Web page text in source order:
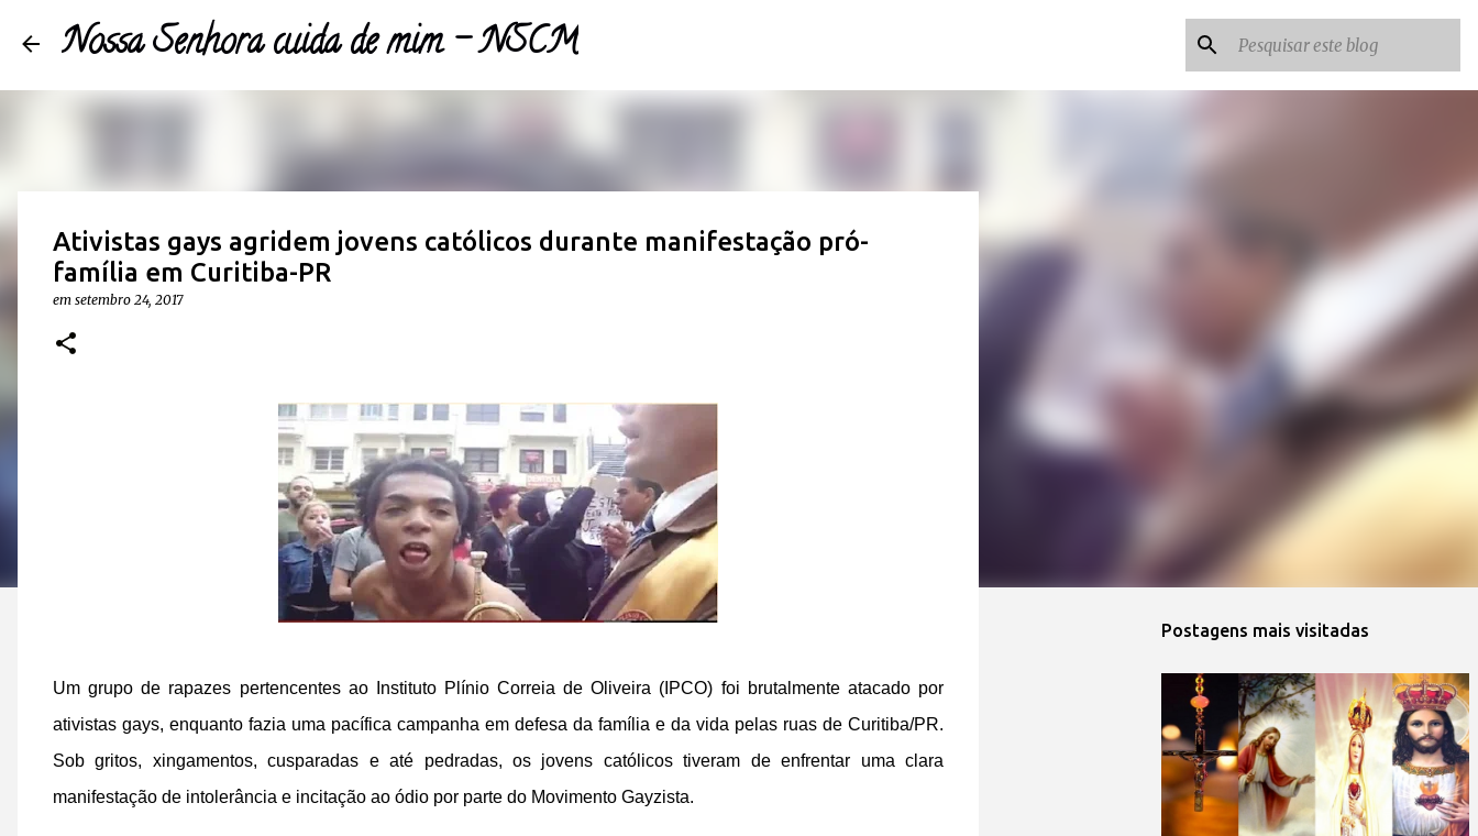
Nossa Senhora cuida de mim - NSCM
Ativistas gays agridem jovens católicos durante manifestação pró-
família em Curitiba-PR
em setembro 24, 2017
Um grupo de rapazes pertencentes ao Instituto Plínio Correia de Oliveira (IPCO) foi brutalmente atacado por
ativistas gays, enquanto fazia uma pacífica campanha em defesa da família e da vida pelas ruas de Curitiba/PR.
Sob gritos, xingamentos, cusparadas e até pedradas, os jovens católicos tiveram de enfrentar uma clara
manifestação de intolerância e incitação ao ódio por parte do Movimento Gayzista.
Postagens mais visitadas